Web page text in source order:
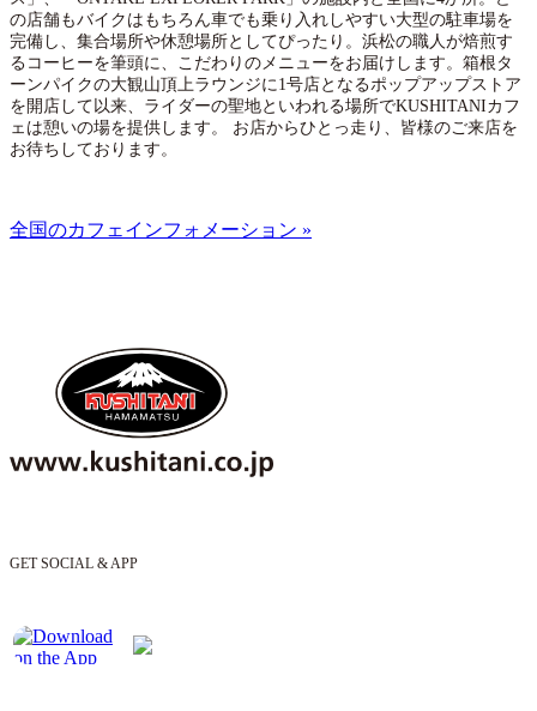
の店舗もバイクはもちろん車でも乗り入れしやすい大型の駐車場を
完備し、集合場所や休憩場所としてぴったり。浜松の職人が焙煎す
るコーヒーを筆頭に、こだわりのメニューをお届けします。箱根タ
ーンパイクの大観山頂上ラウンジに1号店となるポップアップストア
を開店して以来、ライダーの聖地といわれる場所でKUSHITANIカフ
ェは憩いの場を提供します。 お店からひとっ走り、皆様のご来店を
お待ちしております。
全国のカフェインフォメーション »
GET SOCIAL & APP